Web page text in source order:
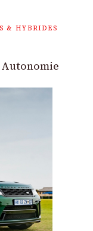
& HYBRIDES
Autonomie